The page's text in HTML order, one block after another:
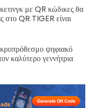
με QR κώδικες θα
στο QR TIGER είναι
ψηφιακό
καλύτερο γεννήτρια